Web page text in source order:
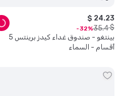
بينتغو - صندوق غداء كيدز برينتس 5
أقسام - السماء
$ 24.23
$
35.4
32